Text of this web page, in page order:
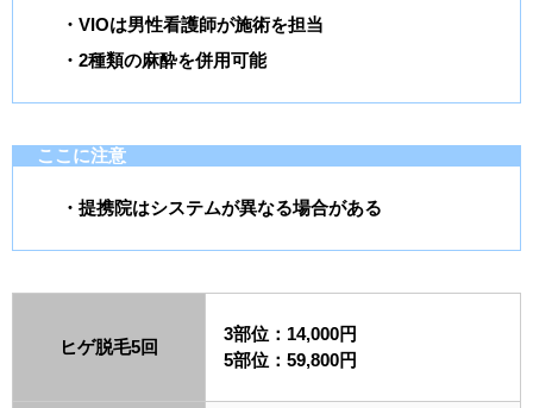
・VIOは男性看護師が施術を担当
・2種類の麻酔を併用可能
ここに注意
・提携院はシステムが異なる場合がある
ヒゲ脱毛5回
3部位：14,000円
5部位：59,800円